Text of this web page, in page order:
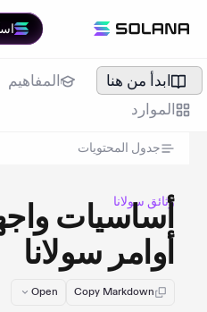
ابدأ من هنا المفاهيم
الموارد
جدول المحتويات
وثائق سولانا
أساسيات
أوامر سولانا
Copy Markdown
Open